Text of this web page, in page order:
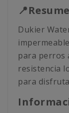
Dukier
para perros
resistencia
para